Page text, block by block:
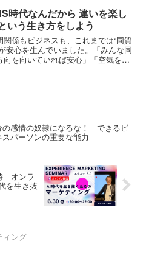
ービス。DIY 好きが大工になって家
てるというサービス。その仕事をす
めに、お金を払うってこと。そう考
と、面白いですよね。
い。誰でも不安は持っている。その
は生きている以上、逃れられないも
す。でもその不安があるから、人は
的に成長するし、心が豊かになって
。世の中は矛盾だらけ。いろいろと
くることもあるし、不条理だなって
な人が見えなくなる。自分のことし
えなくなるってこと。もしあなたが
う。そして感情を揺さぶられる体験
ることです。上質な感動体験をたく
することが、今を生きるために必要
とだと、断言できます。
時代なんだから 違いを楽し
いう生き方をしよう
関係もビジネスも、これまでは“同質
安心を生んでいました。「みんな同
向を向いていれば安心」「空気を読
社会になってしまう。ノイズがあっ
を豊かなんだと思う。逆に、ノイズ
ということは、いろんな音色が混じ
って、美しい音楽になるということ
。
の感情の奴隷になるな！ できるビ
スパーソンの重要な能力
オンラ
を生き抜
ィング